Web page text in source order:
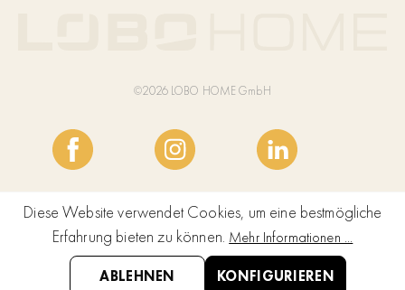
©2026 LOBO HOME GmbH
Diese Website verwendet Cookies, um eine bestmögliche
Erfahrung bieten zu können. Mehr Informationen ...
ABLEHNEN KONFIGURIEREN